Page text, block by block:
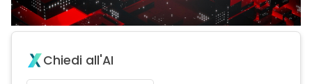
Chiedi all'AI